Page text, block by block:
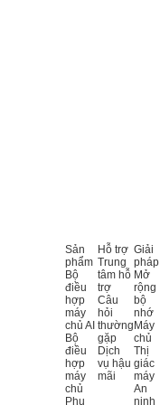
Sản
phẩm
Bộ
điều
hợp
máy
chủ AI
Bộ
điều
hợp
máy
chủ
Phụ
Hỗ trợ
Trung
tâm hỗ
trợ
Câu
hỏi
thường
gặp
Dịch
vụ hậu
mãi
Giải
pháp
Mở
rộng
bộ
nhớ
Máy
chủ
Thị
giác
máy
An
ninh